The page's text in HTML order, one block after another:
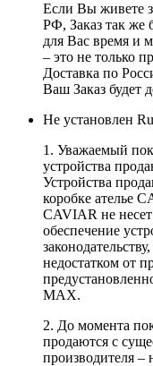
Если Вы живете
РФ, Заказ так же
для Вас время и
– это не только
Доставка по
Ваш Заказ будет
Не установлен
1. Уважаемый
устройства
Устройства
коробке ателье
CAVIAR не несет
обеспечение
недостатком от
MAX.
2. До момента
продаются с
производителя –